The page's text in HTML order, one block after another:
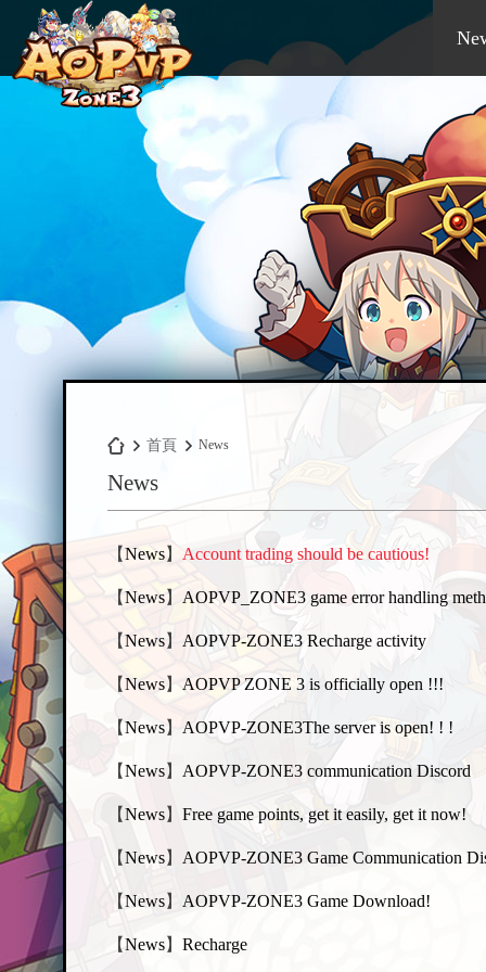
首頁 News
News
【News】 Account trading should be cautious!
【News】 AOPVP_ZONE3 game error handling
【News】 AOPVP-ZONE3 Recharge activity
【News】 AOPVP ZONE 3 is officially open !!!
【News】 AOPVP-ZONE3The server is open! ! !
【News】 AOPVP-ZONE3 communication Discord
【News】 Free game points, get it easily, get it now!
【News】 AOPVP-ZONE3 Game Communication
【News】 AOPVP-ZONE3 Game Download!
【News】 Recharge